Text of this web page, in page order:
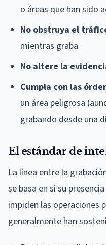
o áreas que han sido
No obstruya el
mientras graba
No altere la
Cumpla con las
un área peligrosa
grabando desde una
El estándar de
La línea entre la
se basa en si su
impiden las operaciones
generalmente han